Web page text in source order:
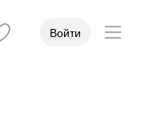
Войти